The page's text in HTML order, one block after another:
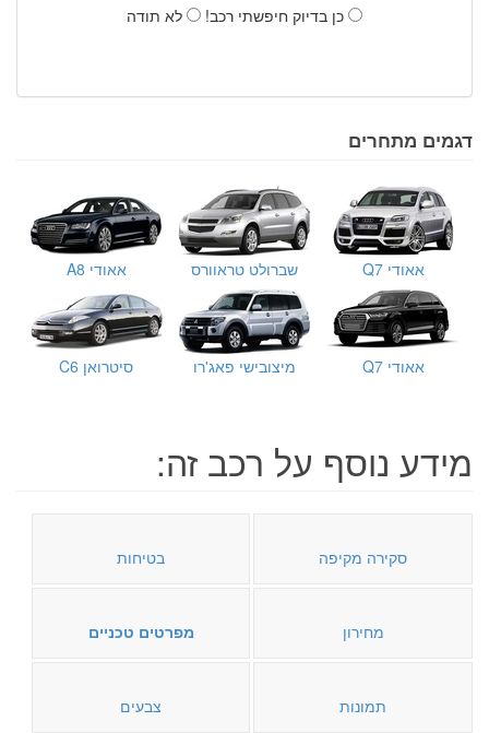
כן בדיוק חיפשתי רכב!
לא תודה
דגמים מתחרים
אאודי Q7 שברולט טראוורס אאודי A8
אאודי Q7 מיצובישי פאג'רו סיטרואן C6
מידע נוסף על רכב זה:
סקירה מקיפה בטיחות
מחירון מפרטים טכניים
תמונות צבעים